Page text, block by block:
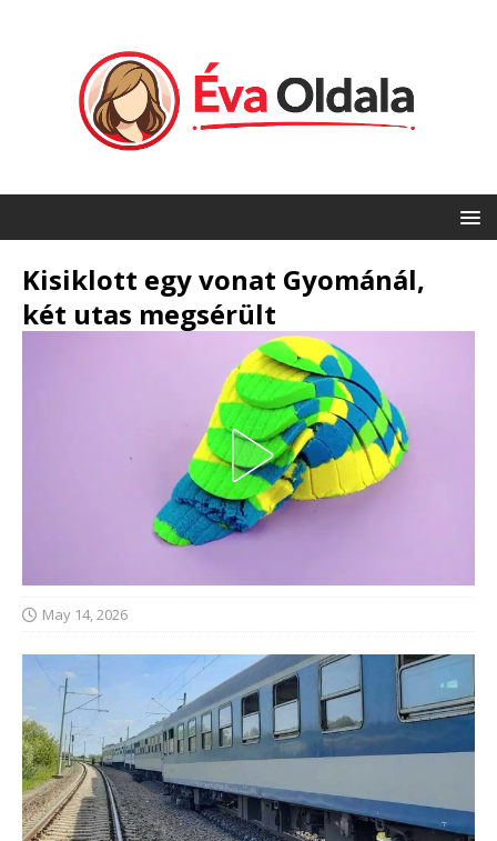
Kisiklott egy vonat Gyománál,
két utas megsérült
May 14, 2026